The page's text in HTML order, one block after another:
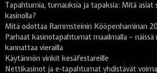
Tapahtumia, turnauksia ja tapaksia: Mitä asiat
kasinolla?
Mitä odottaa Rammsteinin Kööpenhaminan
Parhaat kasinotapahtumat maailmalla – näissä
kannattaa vierailla
Käytännön vinkit kesäfestareille
Nettikasinot ja e-tapahtumat yhdistävät